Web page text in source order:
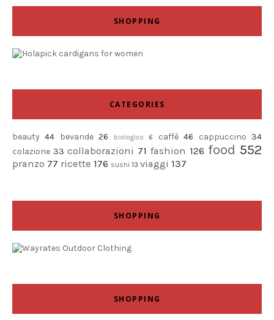
SHOPPING
CATEGORIES
beauty 44 bevande 26 biologico 6 caffè 46 cappuccino 34
colazione 33 collaborazioni 71 fashion 126 food 552
pranzo 77 ricette 176 sushi 13 viaggi 137
SHOPPING
SHOPPING